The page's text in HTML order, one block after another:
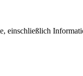
einschließlich